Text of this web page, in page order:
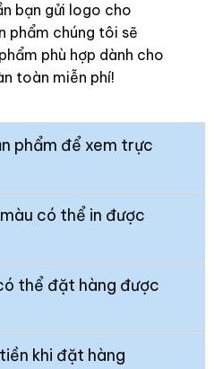
bạn gửi logo cho
phẩm chúng tôi sẽ
phù hợp dành cho
toàn miễn phí!
phẩm để xem trực
có thể in được
thể đặt hàng được
khi đặt hàng